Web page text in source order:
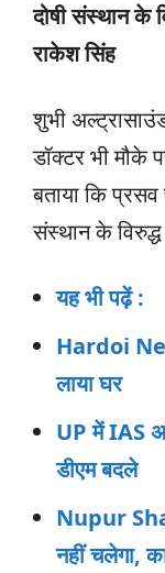
दोषी संस्थान के
राकेश सिंह
शुभी
डॉक्टर भी मौके
बताया कि प्रसव
संस्थान के विरुद्ध
यह भी पढ़ें :
Hardoi
लाया घर
UP में IAS
डीएम बदले
Nupur
नहीं चलेगा,